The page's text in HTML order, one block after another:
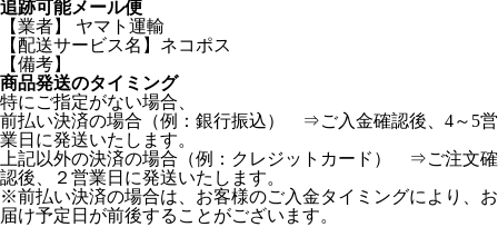
追跡可能メール便
【業者】 ヤマト運輸
【配送サービス名】ネコポス
【備考】
商品発送のタイミング
特にご指定がない場合、
前払い決済の場合（例：銀行振込） ⇒ご入金確認後、4～5営
業日に発送いたします。
上記以外の決済の場合（例：クレジットカード） ⇒ご注文確
認後、２営業日に発送いたします。
※前払い決済の場合は、お客様のご入金タイミングにより、お
届け予定日が前後することがございます。